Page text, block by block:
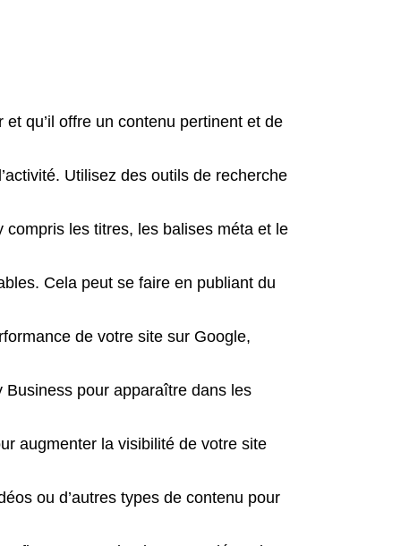
qu’il offre un contenu pertinent et de
Utilisez des outils de recherche
les titres, les balises méta et le
Cela peut se faire en publiant du
de votre site sur Google,
pour apparaître dans les
augmenter la visibilité de votre site
ou d’autres types de contenu pour